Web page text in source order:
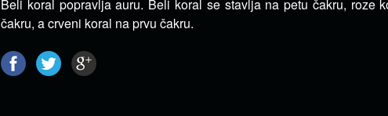
Beli koral popravlja auru. Beli koral se stavlja na petu čakru, roze
čakru, a crveni koral na prvu čakru.